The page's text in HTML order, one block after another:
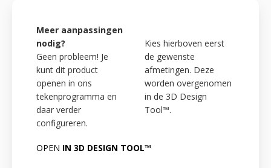
Meer aanpassingen
nodig?
Geen probleem! Je
kunt dit product
openen in ons
tekenprogramma en
daar verder
configureren.
Kies hierboven eerst
de gewenste
afmetingen. Deze
worden overgenomen
in de 3D Design
Tool™.
OPEN IN 3D DESIGN TOOL™